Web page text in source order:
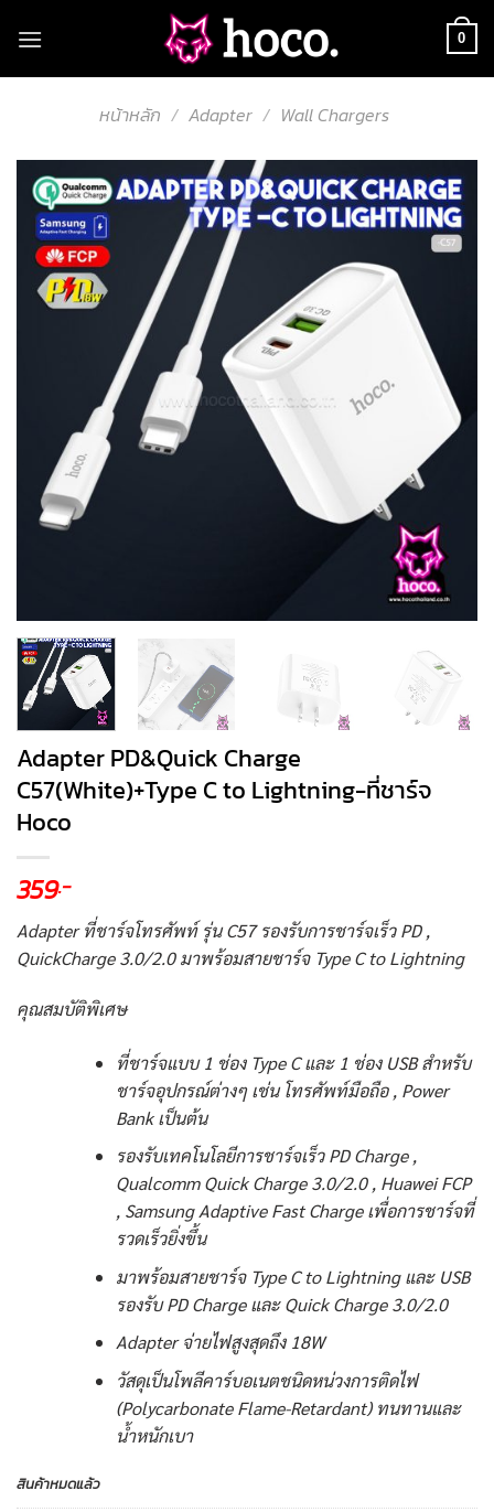
0
หน้าหลัก / Adapter / Wall Chargers
Adapter PD&Quick Charge
C57(White)+Type C to Lightning-ที่ชาร์จ
Hoco
359.-
Adapter ที่ชาร์จโทรศัพท์ รุ่น C57 รองรับการชาร์จเร็ว PD ,
QuickCharge 3.0/2.0 มาพร้อมสายชาร์จ Type C to Lightning
คุณสมบัติพิเศษ
ที่ชาร์จแบบ 1 ช่อง Type C และ 1 ช่อง USB สำหรับ
ชาร์จอุปกรณ์ต่างๆ เช่น โทรศัพท์มือถือ , Power
Bank เป็นต้น
รองรับเทคโนโลยีการชาร์จเร็ว PD Charge ,
Qualcomm Quick Charge 3.0/2.0 , Huawei FCP
, Samsung Adaptive Fast Charge เพื่อการชาร์จที่
รวดเร็วยิ่งขึ้น
มาพร้อมสายชาร์จ Type C to Lightning และ USB
รองรับ PD Charge และ Quick Charge 3.0/2.0
Adapter จ่ายไฟสูงสุดถึง 18W
วัสดุเป็นโพลีคาร์บอเนตชนิดหน่วงการติดไฟ
(Polycarbonate Flame-Retardant) ทนทานและ
น้ำหนักเบา
สินค้าหมดแล้ว